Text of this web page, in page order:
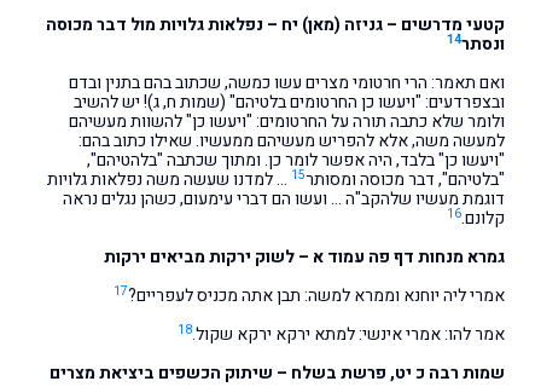
קטעי מדרשים – גניזה (מאן) יח – נפלאות גלויות מול דבר מכוסה
ונסתר14
ואם תאמר: הרי חרטומי מצרים עשו כמשה, שכתוב בהם בתנין ובדם
ובצפרדעים: "ויעשו כן החרטומים בלטיהם" (שמות ח, ג)! יש להשיב
ולומר שלא כתבה תורה על החרטומים: "ויעשו כן" להשוות מעשיהם
למעשה משה, אלא להפריש מעשיהם ממעשיו. שאילו כתוב בהם:
"ויעשו כן" בלבד, היה אפשר לומר כן. ומתוך שכתבה "בלהטיהם",
"בלטיהם", דבר מכוסה ומסותר15 … למדנו שעשה משה נפלאות גלויות
דוגמת מעשיו שלהקב"ה … ועשו הם דברי עימעום, כשהן נגלים נראה
קלונם.16
גמרא מנחות דף פה עמוד א – לשוק ירקות מביאים ירקות
אמרי ליה יוחנא וממרא למשה: תבן אתה מכניס לעפריים?17
אמר להו: אמרי אינשי: למתא ירקא ירקא שקול.18
שמות רבה כ יט, פרשת בשלח – שיתוק הכשפים ביציאת מצרים